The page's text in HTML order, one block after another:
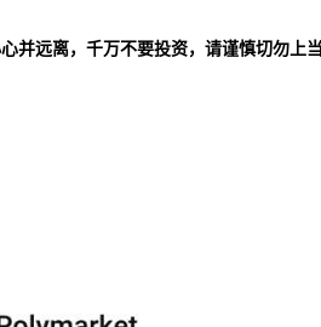
并远离，千万不要投资，请谨慎切勿上当